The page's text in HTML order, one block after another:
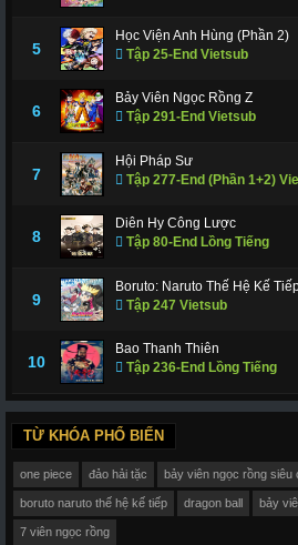
5
Học Viện Anh Hùng (Phần 2)
Tập 25-End Vietsub
6
Bảy Viên Ngọc Rồng Z
Tập 291-End Vietsub
7
Hội Pháp Sư
Tập 277-End (Phần 1+2)
8
Diên Hy Công Lược
Tập 80-End Lồng Tiếng
9
Boruto: Naruto Thế Hệ Kế
Tập 247 Vietsub
10
Bao Thanh Thiên
Tập 236-End Lồng Tiếng
TỪ KHÓA PHỔ BIẾN
one piece đảo hải tặc bảy viên ngọc rồng siêu
boruto naruto thế hệ kế tiếp dragon ball bảy
7 viên ngọc rồng